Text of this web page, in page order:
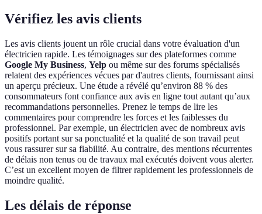
Vérifiez les avis clients
Les avis clients jouent un rôle crucial dans votre évaluation d'un
électricien rapide. Les témoignages sur des plateformes comme
Google My Business, Yelp ou même sur des forums spécialisés
relatent des expériences vécues par d'autres clients, fournissant ainsi
un aperçu précieux. Une étude a révélé qu’environ 88 % des
consommateurs font confiance aux avis en ligne tout autant qu’aux
recommandations personnelles. Prenez le temps de lire les
commentaires pour comprendre les forces et les faiblesses du
professionnel. Par exemple, un électricien avec de nombreux avis
positifs portant sur sa ponctualité et la qualité de son travail peut
vous rassurer sur sa fiabilité. Au contraire, des mentions récurrentes
de délais non tenus ou de travaux mal exécutés doivent vous alerter.
C’est un excellent moyen de filtrer rapidement les professionnels de
moindre qualité.
Les délais de réponse